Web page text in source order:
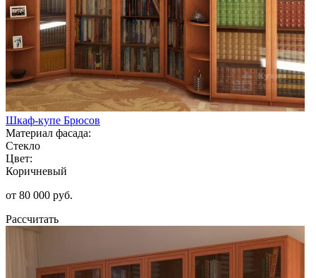
Шкаф-купе Брюсов
Материал фасада:
Стекло
Цвет:
Коричневый
от 80 000 руб.
Рассчитать